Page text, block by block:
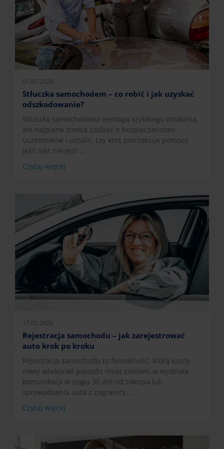
01.07.2026
Stłuczka samochodem – co robić i jak uzyskać
odszkodowanie?
Stłuczka samochodowa wymaga szybkiego działania,
ale najpierw trzeba zadbać o bezpieczeństwo
uczestników i ustalić, czy ktoś potrzebuje pomocy.
Jeśli nikt nie jest …
Czytaj więcej
17.07.2026
Rejestracja samochodu – jak zarejestrować
auto krok po kroku
Rejestracja samochodu to formalność, którą każdy
nowy właściciel pojazdu musi załatwić w wydziale
komunikacji w ciągu 30 dni od zakupu lub
sprowadzenia auta z zagranicy. …
Czytaj więcej